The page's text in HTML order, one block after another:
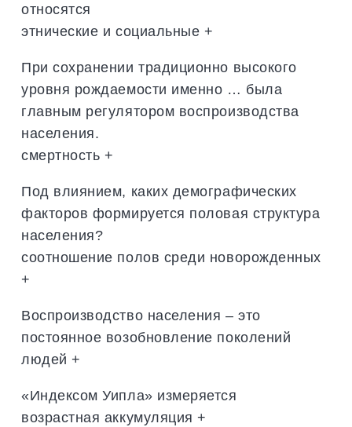
относятся
этнические и социальные +
При сохранении традиционно высокого
уровня рождаемости именно … была
главным регулятором воспроизводства
населения.
смертность +
Под влиянием, каких демографических
факторов формируется половая структура
населения?
соотношение полов среди новорожденных
+
Воспроизводство населения – это
постоянное возобновление поколений
людей +
«Индексом Уипла» измеряется
возрастная аккумуляция +